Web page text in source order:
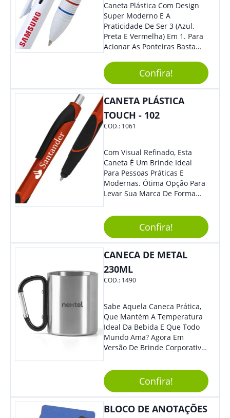
Caneta Plástica Com Design
Super Moderno E A
Praticidade De Ser 3 (Azul,
Preta E Vermelha) Em 1. Para
Acionar As Ponteiras Basta
Baixo.
Confira!
CANETA PLÁSTICA
TOUCH - 102
COD.: 1061
Com Visual Refinado, Esta
Caneta É Um Brinde Ideal
Para Pessoas Práticas E
Modernas. Ótima Opção Para
Levar Sua Marca De Forma
Sua Empresa Em Eventos,
Reuniões Corporativas Ou Até
Mesmo Para Presentear
Colaboradores E Parceiros De
Sua Empresa.
Confira!
CANECA DE METAL
230ML
COD.: 1490
Sabe Aquela Caneca Prática,
Que Mantém A Temperatura
Ideal Da Bebida E Que Todo
Mundo Ama? Agora Em
Versão De Brinde Corporativo
Sua Marca Com Muito Estilo E
Acrescentar Ainda Mais
Praticidade À Eventos E Feiras
De Exposição.
Confira!
BLOCO DE ANOTAÇÕES